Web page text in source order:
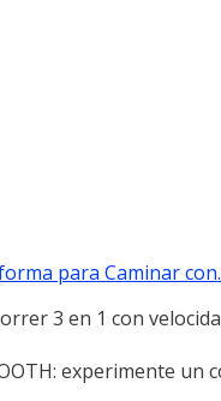
para Caminar
3 en 1 con
experimente